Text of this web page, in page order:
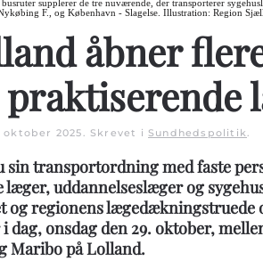
supplerer de tre nuværende, der transporterer
F., og København - Slagelse. Illustration: Region
åbner
oktober 2025. Skrevet i Sundhedspolitik.
transportordning med faste
uddannelseslæger og
og regionens lægedækningstruede
dag, onsdag den 29. oktober,
Maribo på Lolland.